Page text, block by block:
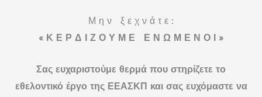
Μ η ν ξ ε χ ν ά τ ε :
« Κ Ε Ρ Δ Ι Ζ Ο Υ Μ Ε Ε Ν Ω Μ Ε Ν Ο Ι »
Σας ευχαριστούμε θερμά που στηρίζετε το
εθελοντικό έργο της ΕΕΑΣΚΠ και σας ευχόμαστε να